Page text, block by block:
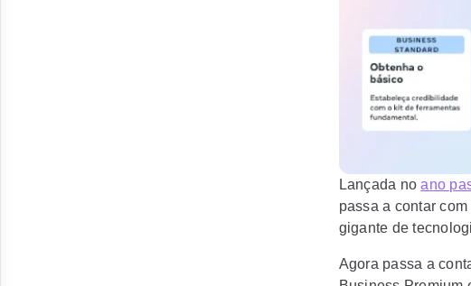
Lançada noano
passa a contar
gigante de
Agora passa a